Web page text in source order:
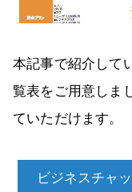
本記事で紹介して
覧表をご用意しま
ていただけます。
ビジネスチャ